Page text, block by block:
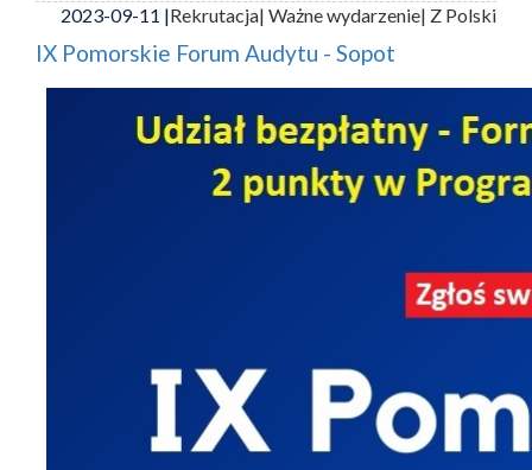
2023-09-11 |Rekrutacja| Ważne wydarzenie| Z Polski
IX Pomorskie Forum Audytu - Sopot